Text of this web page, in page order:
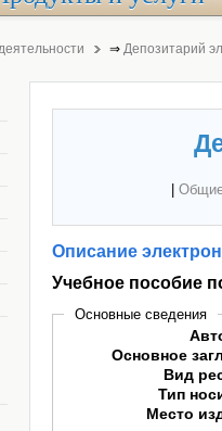
⇒ Депозитарий
Описание
Учебное пособие
Основные сведения
Основное
Вид
Тип
Место